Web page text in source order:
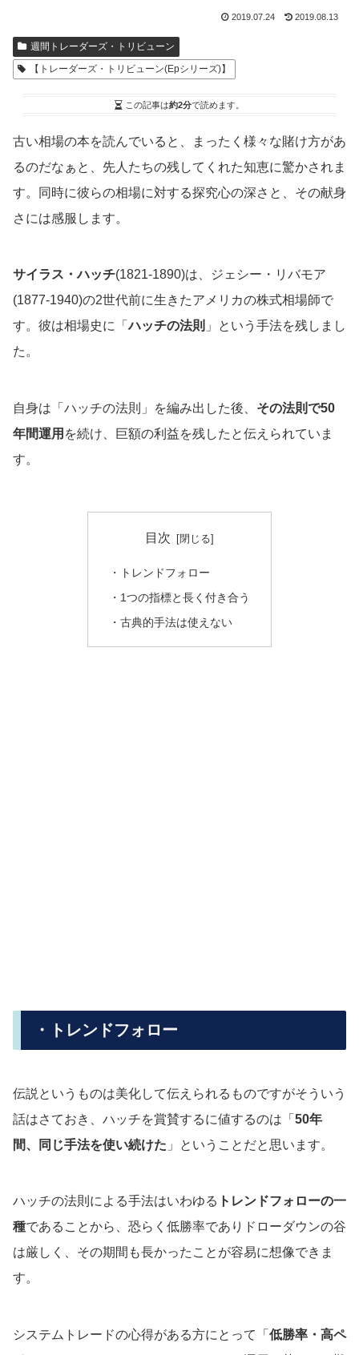
2019.07.24 2019.08.13
週間トレーダーズ・トリビューン
【トレーダーズ・トリビューン(Epシリーズ)】
この記事は約2分で読めます。
古い相場の本を読んでいると、まったく様々な賭け方があ
るのだなぁと、先人たちの残してくれた知恵に驚かされま
す。同時に彼らの相場に対する探究心の深さと、その献身
さには感服します。
サイラス・ハッチ(1821-1890)は、ジェシー・リバモア
(1877-1940)の2世代前に生きたアメリカの株式相場師で
す。彼は相場史に「ハッチの法則 」という手法を残しまし
た。
自身は「ハッチの法則」を編み出した後、 その法則で50
年間運用 を続け、巨額の利益を残したと伝えられていま
す。
目次
・トレンドフォロー
・1つの指標と長く付き合う
・古典的手法は使えない
・トレンドフォロー
伝説というものは美化して伝えられるものですがそういう
話はさておき、ハッチを賞賛するに値するのは「 50年
間、同じ手法を使い続けた 」ということだと思います。
ハッチの法則による手法はいわゆる トレンドフォローの一
種であることから、恐らく低勝率でありドローダウンの谷
は厳しく、その期間も長かったことが容易に想像できま
す。
システムトレードの心得がある方にとって「 低勝率・高ペ